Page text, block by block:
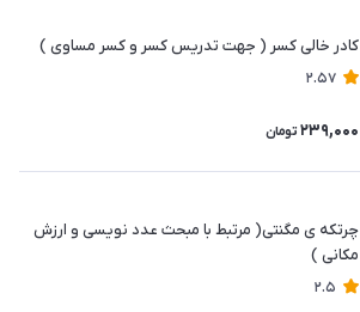
کادر خالی کسر ( جهت تدریس کسر و کسر مساوی )
2.57
239,000 تومان
چرتکه ی مگنتی( مرتبط با مبحث عدد نویسی و ارزش
مکانی )
2.5